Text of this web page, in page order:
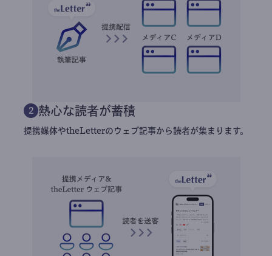
2 熱心な読者が蓄積
提携媒体やtheLetterのウェブ記事から読者が集まります。